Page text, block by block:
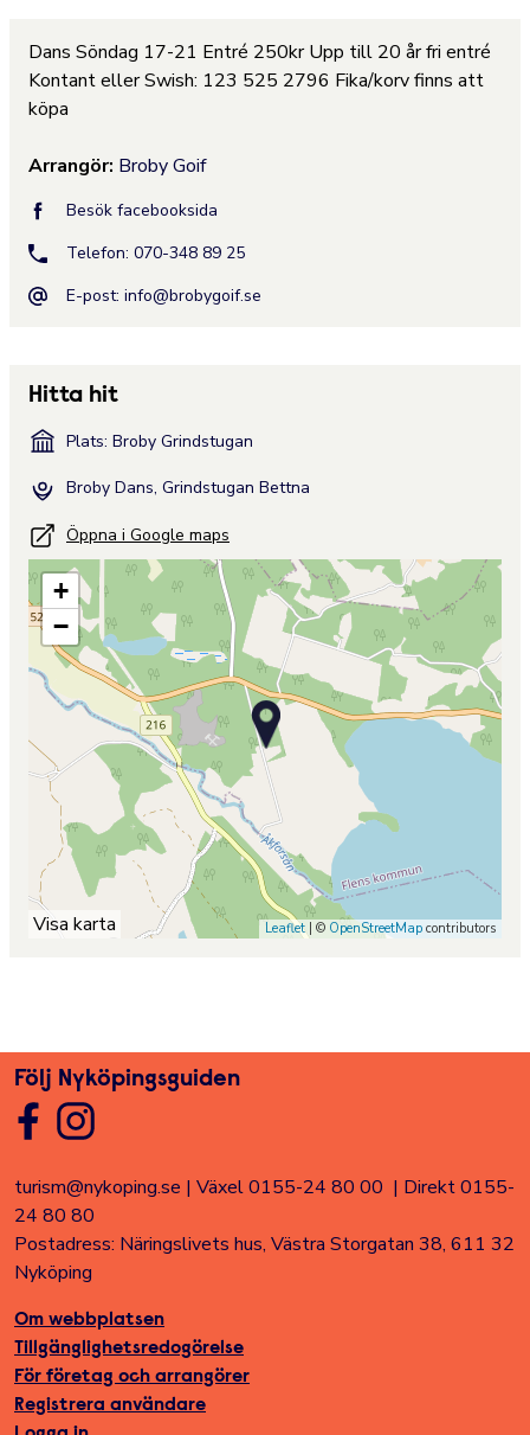
Dans Söndag 17-21 Entré 250kr Upp till 20 år fri entré
Kontant eller Swish: 123 525 2796 Fika/korv finns att
köpa
Arrangör: Broby Goif
Besök facebooksida
Telefon: 070-348 89 25
E-post: info@brobygoif.se
Hitta hit
Plats: Broby Grindstugan
Broby Dans, Grindstugan Bettna
Öppna i Google maps
+
−
Leaflet| © OpenStreetMap contributors
Visa karta
Följ Nyköpingsguiden
turism@nykoping.se | Växel 0155-24 80 00 | Direkt 0155-
24 80 80
Postadress: Näringslivets hus, Västra Storgatan 38, 611 32
Nyköping
Om webbplatsen
Tillgänglighetsredogörelse
För företag och arrangörer
Registrera användare